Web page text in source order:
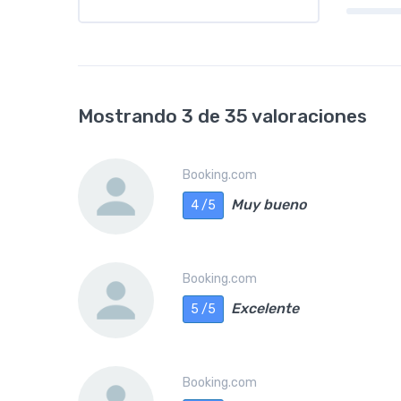
Mostrando 3 de 35 valoraciones
Booking.com
4 /5
Muy bueno
Booking.com
5 /5
Excelente
Booking.com